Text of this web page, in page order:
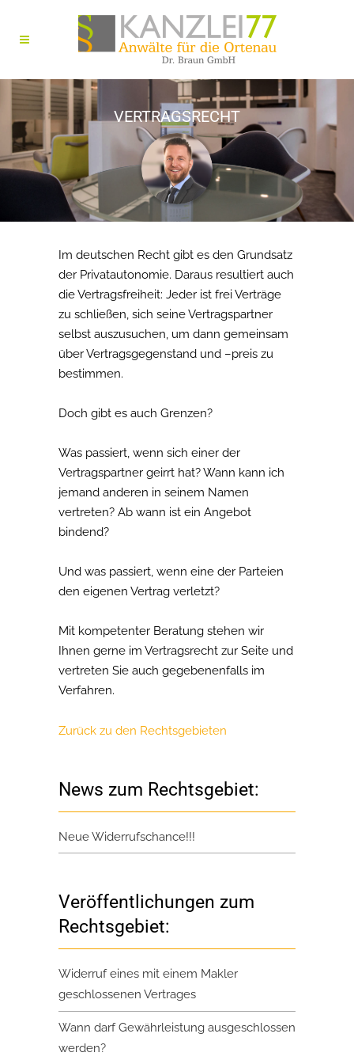
VERTRAGSRECHT
Im deutschen Recht gibt es den Grundsatz
der Privatautonomie. Daraus resultiert auch
die Vertragsfreiheit: Jeder ist frei Verträge
zu schließen, sich seine Vertragspartner
selbst auszusuchen, um dann gemeinsam
über Vertragsgegenstand und –preis zu
bestimmen.
Doch gibt es auch Grenzen?
Was passiert, wenn sich einer der
Vertragspartner geirrt hat? Wann kann ich
jemand anderen in seinem Namen
vertreten? Ab wann ist ein Angebot
bindend?
Und was passiert, wenn eine der Parteien
den eigenen Vertrag verletzt?
Mit kompetenter Beratung stehen wir
Ihnen gerne im Vertragsrecht zur Seite und
vertreten Sie auch gegebenenfalls im
Verfahren.
Zurück zu den Rechtsgebieten
News zum Rechtsgebiet:
Neue Widerrufschance!!!
Veröffentlichungen zum
Rechtsgebiet:
Widerruf eines mit einem Makler
geschlossenen Vertrages
Wann darf Gewährleistung ausgeschlossen
werden?